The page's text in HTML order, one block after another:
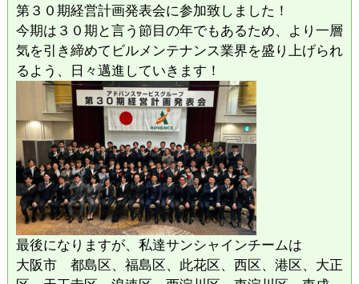
第３０期経営計画発表会に参加致しました！
今期は３０期と言う節目の年でもあるため、より一層
気を引き締めてビルメンテナンス業界を盛り上げられ
るよう、日々邁進していきます！
最後になりますが、私達サンシャインチームは
大阪市 都島区、福島区、此花区、西区、港区、大正